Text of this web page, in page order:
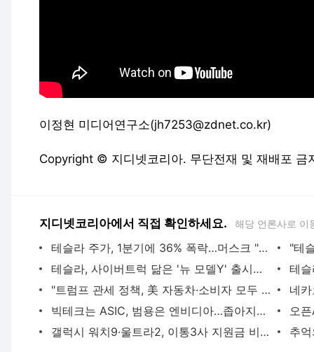
이정현 미디어연구소(jh7253@zdnet.co.kr)
Copyright © 지디넷코리아. 무단전재 및 재배포 금
지디넷코리아에서 직접 확인하세요. 해당 언론사로 이
테슬라 주가, 1분기에 36% 폭락…머스크 "매수 기회"
테슬라, 사이버트럭 닮은 '뉴 모델Y' 출시…5299만원부터
"트럼프 관세 정책, 美 자동차·소비자 모두 손해"
빅테크는 ASIC, 범용은 엔비디아…좁아지는 K-NPU 입지
갤럭시 워치9·울트라2, 이통3사 지원금 비교해보니
추